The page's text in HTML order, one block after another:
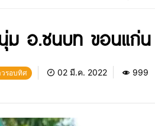
ม อ.ชนบท ขอนแก่น
รอบทิศ 02 มี.ค. 2022 999